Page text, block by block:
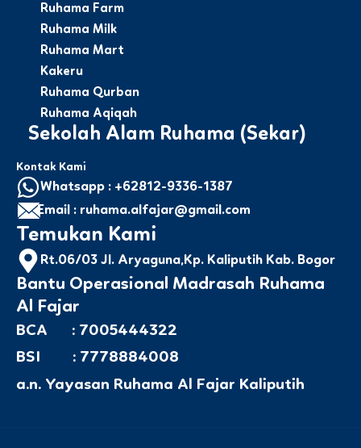
Ruhama Farm
Ruhama Milk
Ruhama Mart
Kakeru
Ruhama Qurban
Ruhama Aqiqah
Sekolah Alam Ruhama (Sekar)
Kontak Kami
Whatsapp : +62812-9336-1387
Email : ruhama.alfajar@gmail.com
Temukan Kami
Rt.06/03 Jl. Aryaguna,Kp. Kaliputih Kab. Bogor
Bantu Operasional Madrasah Ruhama
Al Fajar
BCA : 7005444322
BSI : 7778884008
a.n. Yayasan Ruhama Al Fajar Kaliputih